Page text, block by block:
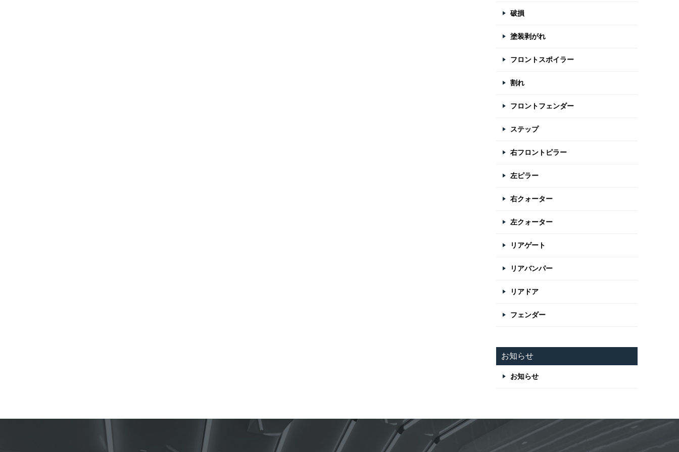
破損
塗装剥がれ
フロントスポイラー
割れ
フロントフェンダー
ステップ
右フロントピラー
左ピラー
右クォーター
左クォーター
リアゲート
リアバンパー
リアドア
フェンダー
お知らせ
お知らせ